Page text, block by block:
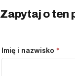
Zapytaj o ten
Imię i nazwisko *